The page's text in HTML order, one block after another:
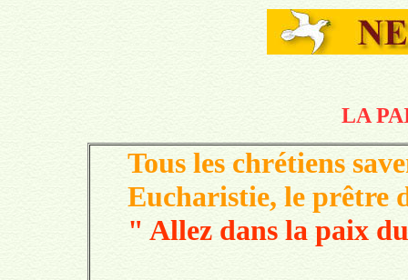
LA
Tous les chrétiens
Eucharistie, le prêtre
" Allez dans la paix